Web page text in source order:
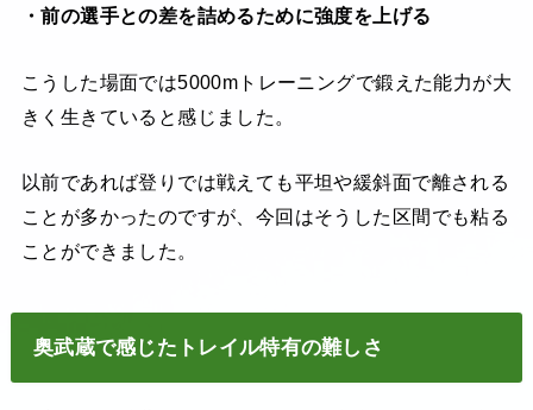
・前の選手との差を詰めるために強度を上げる
こうした場面では5000mトレーニングで鍛えた能力が大
きく生きていると感じました。
以前であれば登りでは戦えても平坦や緩斜面で離される
ことが多かったのですが、今回はそうした区間でも粘る
ことができました。
奥武蔵で感じたトレイル特有の難しさ